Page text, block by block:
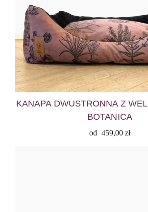
KANAPA DWUSTRONNA Z
BOTANICA
od 459,00 zł